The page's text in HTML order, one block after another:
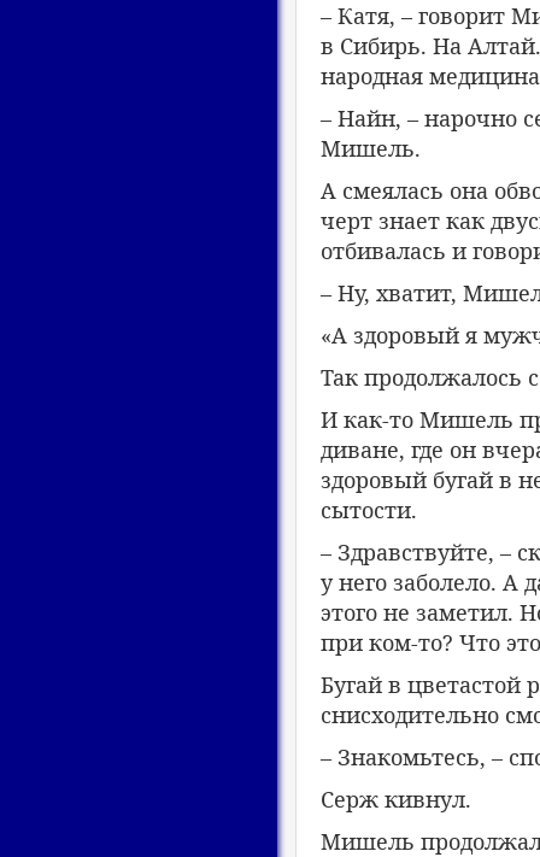
– Катя, – говорит
в Сибирь. На
народная
– Найн, – нарочно
Мишель.
А смеялась она
черт знает как
отбивалась и
– Ну, хватит,
«А здоровый я
Так продолжалось
И как-то Мишель
диване, где он
здоровый бугай в
сытости.
– Здравствуйте, –
у него заболело. А
этого не заметил.
при ком-то? Что
Бугай в цветастой
снисходительно
– Знакомьтесь, –
Серж кивнул.
Мишель продолжал